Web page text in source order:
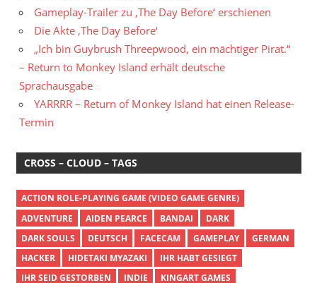
Gameplay-Trailer zu ‚The Day Before‘ erschienen
Die Akte ‚The Day Before‘
„Ich bin Guybrush Threepwood, ein mächtiger Pirat.“
– Return to Monkey Island erhält deutsche
Sprachausgabe
YARRRR – Return of Monkey Island hat einen Release-
Termin
CROSS – CLOUD – TAGS
ACTION ROLE-PLAYING GAME (VIDEO GAME GENRE)
ADVENTURE
AIDEN PEARCE BANDAI
DARK
DARK SOULS
DEUTSCH FACECAM GAMEPLAY
GERMAN
HACKER
HIDETAKI MYAZAKI
IHR HABT GESIEGT
IHR SEID GESTORBEN
INDIE KINGART GAMES